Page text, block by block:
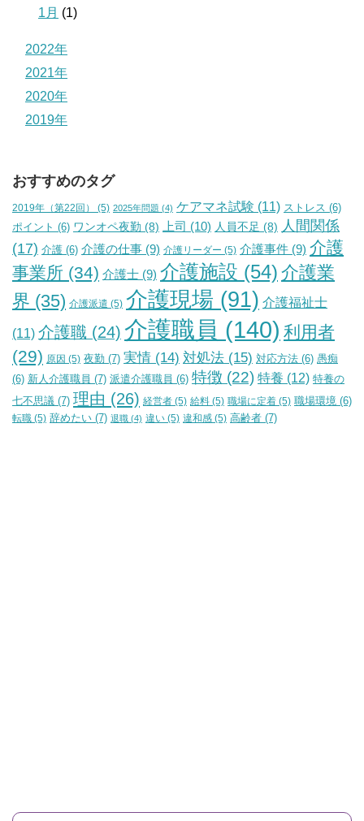
1月 (1)
2022年
2021年
2020年
2019年
おすすめのタグ
2019年（第22回） (5) 2025年問題 (4) ケアマネ試験 (11) ストレス (6)
ポイント (6) ワンオペ夜勤 (8) 上司 (10) 人員不足 (8) 人間関係
(17) 介護 (6) 介護の仕事 (9) 介護リーダー (5) 介護事件 (9) 介護
事業所 (34) 介護士 (9) 介護施設 (54) 介護業
界 (35) 介護派遣 (5) 介護現場 (91) 介護福祉士
(11) 介護職 (24) 介護職員 (140) 利用者
(29) 原因 (5) 夜勤 (7) 実情 (14) 対処法 (15) 対応方法 (6) 愚痴
(6) 新人介護職員 (7) 派遣介護職員 (6) 特徴 (22) 特養 (12) 特養の
七不思議 (7) 理由 (26) 経営者 (5) 給料 (5) 職場に定着 (5) 職場環境 (6)
転職 (5) 辞めたい (7) 退職 (4) 違い (5) 違和感 (5) 高齢者 (7)